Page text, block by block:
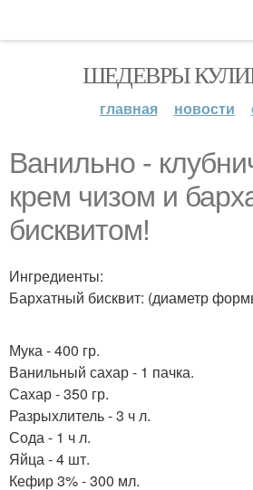
ШЕДЕВРЫ
главная новости
Ванильно -
крем чизом и
бисквитом!
Ингредиенты:
Бархатный бисквит: (диаметр
Мука - 400 гр.
Ванильный сахар - 1 пачка.
Сахар - 350 гр.
Разрыхлитель - 3 ч л.
Сода - 1 ч л.
Яйца - 4 шт.
Кефир 3% - 300 мл.